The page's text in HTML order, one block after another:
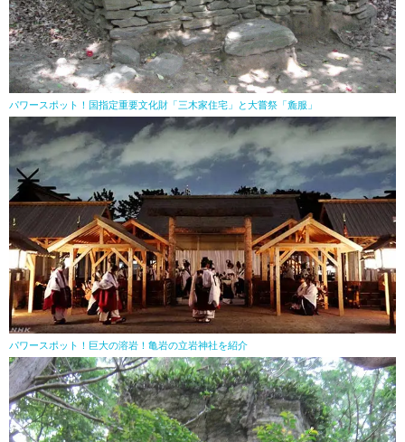
パワースポット！国指定重要文化財「三木家住宅」と大嘗祭「麁服」
パワースポット！巨大の溶岩！亀岩の立岩神社を紹介